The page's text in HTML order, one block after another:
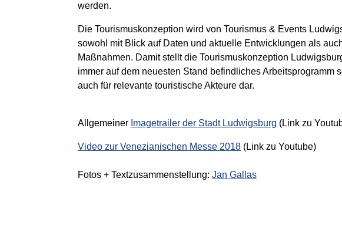
werden.
Die Tourismuskonzeption wird von Tourismus & Events
sowohl mit Blick auf Daten und aktuelle Entwicklungen als
Maßnahmen. Damit stellt die Tourismuskonzeption
immer auf dem neuesten Stand befindliches Arbeitsprogramm
auch für relevante touristische Akteure dar.
Allgemeiner Imagetrailer der Stadt Ludwigsburg (Link zu
Video zur Venezianischen Messe 2018 (Link zu Youtube)
Fotos + Textzusammenstellung: Jan Gallas